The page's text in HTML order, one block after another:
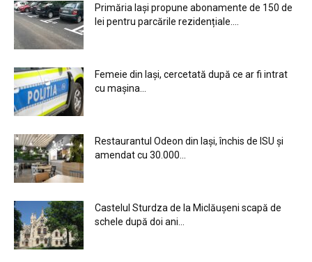
Primăria Iași propune abonamente de 150 de
lei pentru parcările rezidențiale....
Femeie din Iași, cercetată după ce ar fi intrat
cu mașina...
Restaurantul Odeon din Iași, închis de ISU și
amendat cu 30.000...
Castelul Sturdza de la Miclăușeni scapă de
schele după doi ani...